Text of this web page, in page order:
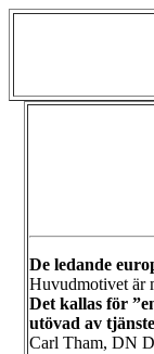
De ledande
Huvudmotivet är
Det kallas för
utövad av
Carl Tham, DN